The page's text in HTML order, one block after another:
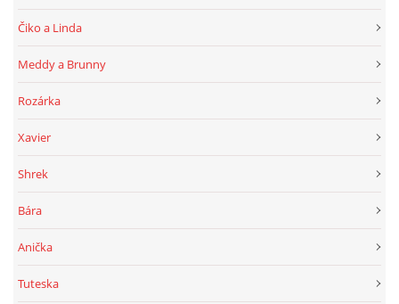
Čiko a Linda
Meddy a Brunny
Rozárka
Xavier
Shrek
Bára
Anička
Tuteska